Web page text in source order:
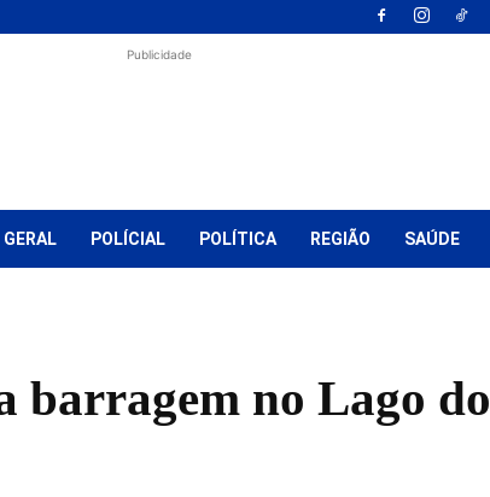
Publicidade
GERAL POLÍCIAL POLÍTICA REGIÃO SAÚDE
barragem no Lago do